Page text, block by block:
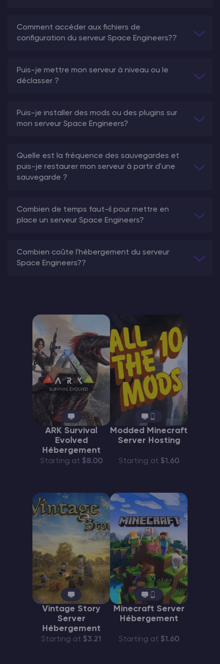
Comment accéder aux fichiers de
configuration du serveur Space Engineers??
Puis-je mettre mon serveur à niveau ou le
déclasser ?
Puis-je installer des mods ou des plugins sur
mon serveur Space Engineers?
Quelle est la fréquence des sauvegardes et
puis-je restaurer mon serveur à partir d'une
sauvegarde ?
Combien de temps faut-il pour mettre en
place un serveur Space Engineers?
Combien coûte l'hébergement du serveur
Space Engineers??
ARK Survival
Evolved
Hébergement
Starting at $8.00
Modded Minecraft
Server Hosting
Starting at $1.60
Vintage Story
Server
Hébergement
Starting at $3.21
Minecraft Server
Hébergement
Starting at $1.60